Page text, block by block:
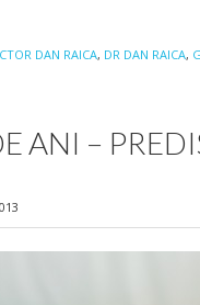
DAN RAICA, DR DAN RAICA,
ANI –